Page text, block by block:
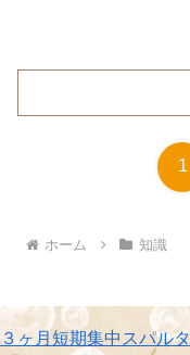
1
ホーム 知識
３ヶ月短期集中スパル